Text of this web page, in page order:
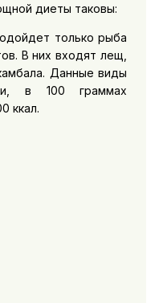
диеты таковы:
только рыба
В них входят лещ,
Данные виды
в 100 граммах
ккал.